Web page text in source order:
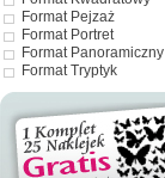
Format Pejzaż
Format Portret
Format Panoramiczny
Format Tryptyk